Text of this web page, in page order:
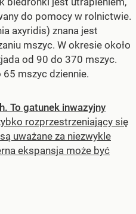
do pomocy w rolnictwie.
axyridis) znana jest
mszyc. W okresie około
od 90 do 370 mszyc.
65 mszyc dziennie.
To gatunek inwazyjny
rozprzestrzeniający się
uważane za niezwykle
ekspansja może być